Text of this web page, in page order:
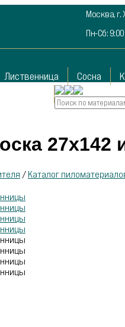
Москва, г.
Пн-Сб:
Лиственница Сосна
/ Каталог